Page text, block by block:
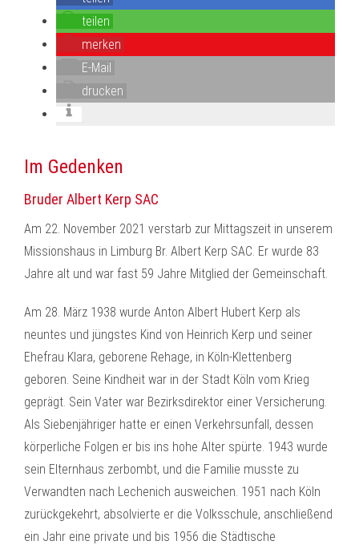
teilen
merken
E-Mail
drucken
Im Gedenken
Bruder Albert Kerp SAC
Am 22. November 2021 verstarb zur Mittagszeit in unserem
Missionshaus in Limburg Br. Albert Kerp SAC. Er wurde 83
Jahre alt und war fast 59 Jahre Mitglied der Gemeinschaft.
Am 28. März 1938 wurde Anton Albert Hubert Kerp als
neuntes und jüngstes Kind von Heinrich Kerp und seiner
Ehefrau Klara, geborene Rehage, in Köln-Klettenberg
geboren. Seine Kindheit war in der Stadt Köln vom Krieg
geprägt. Sein Vater war Bezirksdirektor einer Versicherung.
Als Siebenjähriger hatte er einen Verkehrsunfall, dessen
körperliche Folgen er bis ins hohe Alter spürte. 1943 wurde
sein Elternhaus zerbombt, und die Familie musste zu
Verwandten nach Lechenich ausweichen. 1951 nach Köln
zurückgekehrt, absolvierte er die Volksschule, anschließend
ein Jahr eine private und bis 1956 die Städtische